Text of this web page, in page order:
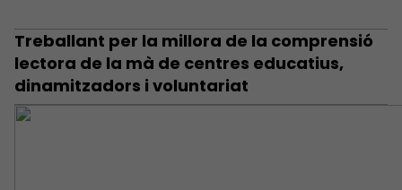
Treballant per la millora de la comprensió
lectora de la mà de centres educatius,
dinamitzadors i voluntariat